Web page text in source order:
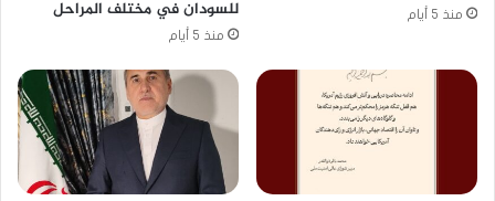
منذ 5 أيام
للسودان في مختلف المراحل
منذ 5 أيام